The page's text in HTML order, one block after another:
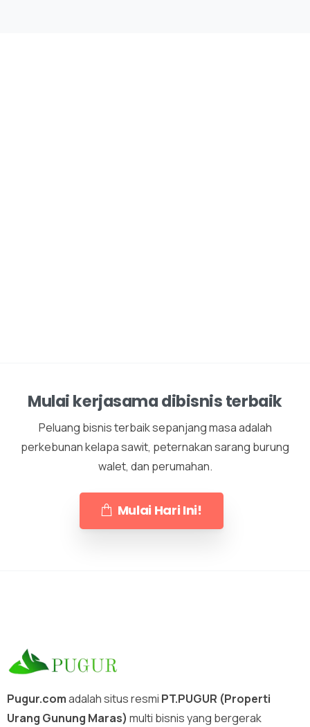
Mulai kerjasama dibisnis terbaik
Peluang bisnis terbaik sepanjang masa adalah
perkebunan kelapa sawit, peternakan sarang burung
walet, dan perumahan.
Mulai Hari Ini!
Pugur.comadalah situs resmi PT.PUGUR (Properti
Urang Gunung Maras) multi bisnis yang bergerak